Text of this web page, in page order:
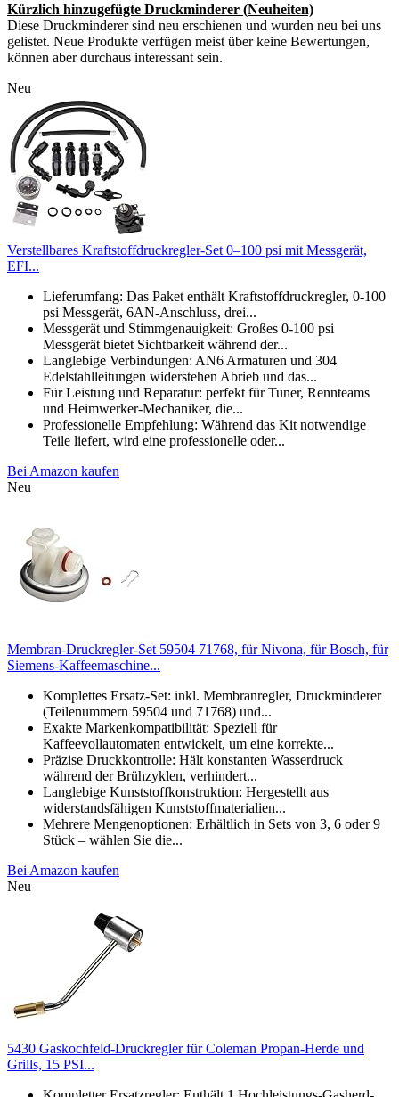
Kürzlich hinzugefügte Druckminderer (Neuheiten)
Diese Druckminderer sind neu erschienen und wurden neu bei uns
gelistet. Neue Produkte verfügen meist über keine Bewertungen,
können aber durchaus interessant sein.
Neu
Verstellbares Kraftstoffdruckregler-Set 0–100 psi mit Messgerät,
EFI...
Lieferumfang: Das Paket enthält Kraftstoffdruckregler, 0-100
psi Messgerät, 6AN-Anschluss, drei...
Messgerät und Stimmgenauigkeit: Großes 0-100 psi
Messgerät bietet Sichtbarkeit während der...
Langlebige Verbindungen: AN6 Armaturen und 304
Edelstahlleitungen widerstehen Abrieb und das...
Für Leistung und Reparatur: perfekt für Tuner, Rennteams
und Heimwerker-Mechaniker, die...
Professionelle Empfehlung: Während das Kit notwendige
Teile liefert, wird eine professionelle oder...
Bei Amazon kaufen
Neu
Membran-Druckregler-Set 59504 71768, für Nivona, für Bosch, für
Siemens-Kaffeemaschine...
Komplettes Ersatz-Set: inkl. Membranregler, Druckminderer
(Teilenummern 59504 und 71768) und...
Exakte Markenkompatibilität: Speziell für
Kaffeevollautomaten entwickelt, um eine korrekte...
Präzise Druckkontrolle: Hält konstanten Wasserdruck
während der Brühzyklen, verhindert...
Langlebige Kunststoffkonstruktion: Hergestellt aus
widerstandsfähigen Kunststoffmaterialien...
Mehrere Mengenoptionen: Erhältlich in Sets von 3, 6 oder 9
Stück – wählen Sie die...
Bei Amazon kaufen
Neu
5430 Gaskochfeld-Druckregler für Coleman Propan-Herde und
Grills, 15 PSI...